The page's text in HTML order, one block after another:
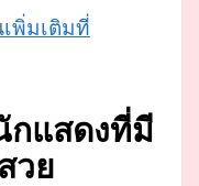
พิ่มเติมที่
กแสดงที่มี
วย